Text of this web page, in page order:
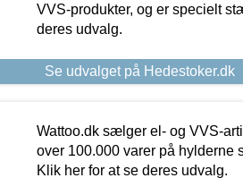
VVS-produkter, og er specielt
deres udvalg.
Se udvalget på Hedestoker.dk
Wattoo.dk sælger el- og VVS-
over 100.000 varer på hylderne
Klik her for at se deres udvalg.